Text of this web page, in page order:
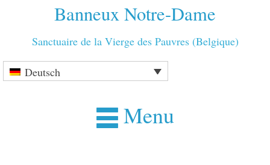
Banneux Notre-Dame
Sanctuaire de la Vierge des Pauvres (Belgique)
Deutsch
Menu